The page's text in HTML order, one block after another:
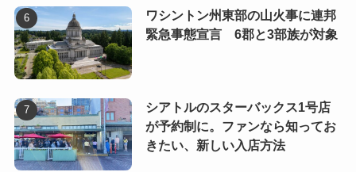
ワシントン州東部の山火事に連邦
緊急事態宣言 6郡と3部族が対象
シアトルのスターバックス1号店
が予約制に。ファンなら知ってお
きたい、新しい入店方法